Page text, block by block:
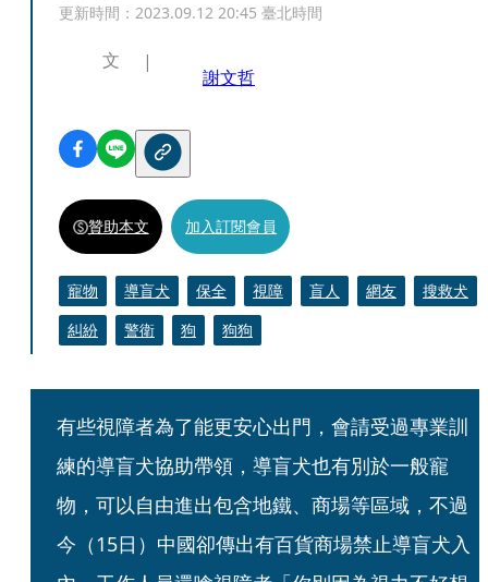
更新時間： 2023.09.12 20:45 臺北時間
文
謝文哲
贊助本文 加入訂閱會員
寵物 導盲犬 保全 視障 盲人 網友
搜救犬
糾紛
警衛 狗 狗狗
有些視障者為了能更安心出門，會請受過專業訓
練的導盲犬協助帶領，導盲犬也有別於一般寵
物，可以自由進出包含地鐵、商場等區域，不過
今（15日）中國卻傳出有百貨商場禁止導盲犬入